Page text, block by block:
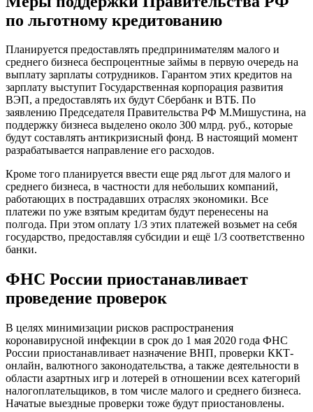
по льготному кредитованию
Планируется предоставлять предпринимателям малого и
среднего бизнеса беспроцентные займы в первую очередь на
выплату зарплаты сотрудников. Гарантом этих кредитов на
зарплату выступит Государственная корпорация развития
ВЭП, а предоставлять их будут Сбербанк и ВТБ. По
заявлению Председателя Правительства РФ М.Мишустина, на
поддержку бизнеса выделено около 300 млрд. руб., которые
будут составлять антикризисный фонд. В настоящий момент
разрабатывается направление его расходов.
Кроме того планируется ввести еще ряд льгот для малого и
среднего бизнеса, в частности для небольших компаний,
работающих в пострадавших отраслях экономики. Все
платежи по уже взятым кредитам будут перенесены на
полгода. При этом оплату 1/3 этих платежей возьмет на себя
государство, предоставляя субсидии и ещё 1/3 соответственно
банки.
ФНС России приостанавливает
проведение проверок
В целях минимизации рисков распространения
коронавирусной инфекции в срок до 1 мая 2020 года ФНС
России приостанавливает назначение ВНП, проверки ККТ-
онлайн, валютного законодательства, а также деятельности в
области азартных игр и лотерей в отношении всех категорий
налогоплательщиков, в том числе малого и среднего бизнеса.
Начатые выездные проверки тоже будут приостановлены.